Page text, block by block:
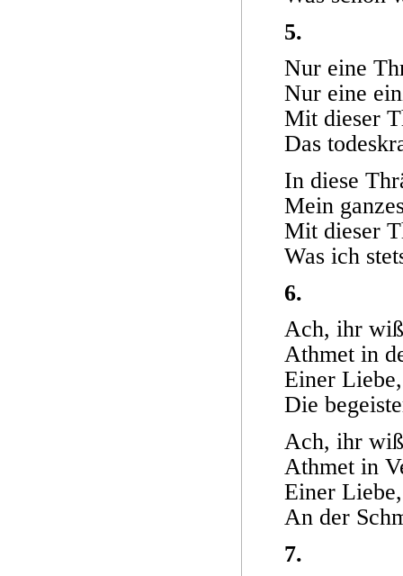
5.
Nur eine
Nur eine
Mit dieser
Das
In diese
Mein
Mit dieser
Was ich
6.
Ach, ihr
Athmet in
Einer
Die
Ach, ihr
Athmet in
Einer
An der
7.